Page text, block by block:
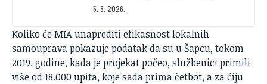
5. 8. 2026.
Koliko će MIA unaprediti efikasnost lokalnih
samouprava pokazuje podatak da su u Šapcu, tokom
2019. godine, kada je projekat počeo, službenici primili
više od 18.000 upita, koje sada prima četbot, a za čiju